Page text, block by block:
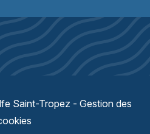
Saint-Tropez - Gestion des